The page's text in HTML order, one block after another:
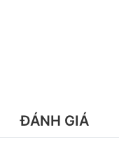
ĐÁNH GIÁ